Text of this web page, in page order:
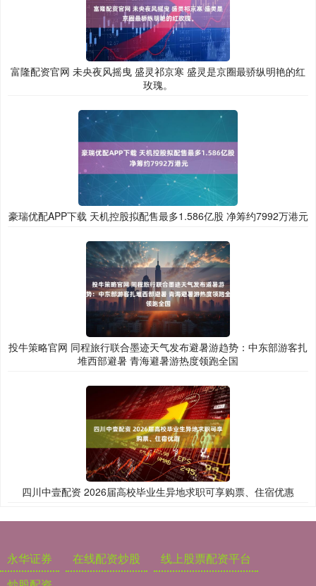
富隆配资官网 未央夜风摇曳 盛灵祁京寒 盛灵是京圈最骄纵明艳的红
玫瑰。
豪瑞优配APP下载 天机控股拟配售最多1.586亿股 净筹约7992万港元
投牛策略官网 同程旅行联合墨迹天气发布避暑游趋势：中东部游客扎
堆西部避暑 青海避暑游热度领跑全国
四川中壹配资 2026届高校毕业生异地求职可享购票、住宿优惠
永华证券 在线配资炒股
线上股票配资平台